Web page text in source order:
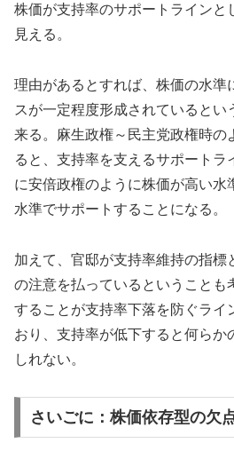
株価が支持率のサポートラインと
見える。
理由があるとすれば、株価の水準
スが一定程度形成されているとい
来る。麻生政権～民主党政権時の
ると、支持率を支えるサポートラ
に安倍政権のように株価が高い水
水準でサポートすることになる。
加えて、官邸が支持率維持の指標
の注意を払っているということも
することが支持率下落を防ぐライ
おり、支持率が低下すると何らか
しれない。
さいごに：株価依存型の欠